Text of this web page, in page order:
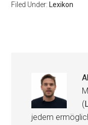
Filed Under: Lexikon
(
jedem